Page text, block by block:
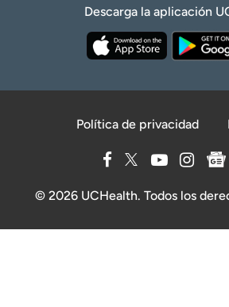
Descarga la aplicación
Política de privacidad
© 2026 UCHealth. Todos los